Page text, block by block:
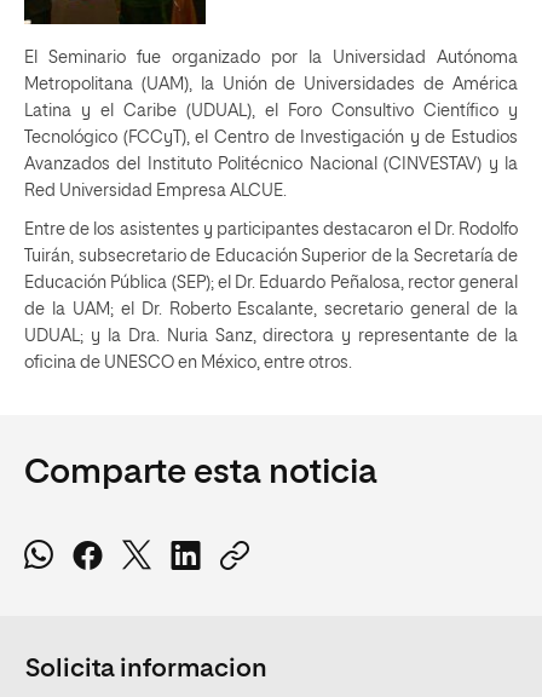
El Seminario fue organizado por la Universidad Autónoma
Metropolitana (UAM), la Unión de Universidades de América
Latina y el Caribe (UDUAL), el Foro Consultivo Científico y
Tecnológico (FCCyT), el Centro de Investigación y de Estudios
Avanzados del Instituto Politécnico Nacional (CINVESTAV) y la
Red Universidad Empresa ALCUE.
Entre de los asistentes y participantes destacaron el Dr. Rodolfo
Tuirán, subsecretario de Educación Superior de la Secretaría de
Educación Pública (SEP); el Dr. Eduardo Peñalosa, rector general
de la UAM; el Dr. Roberto Escalante, secretario general de la
UDUAL; y la Dra. Nuria Sanz, directora y representante de la
oficina de UNESCO en México, entre otros.
Comparte esta noticia
Solicita informacion